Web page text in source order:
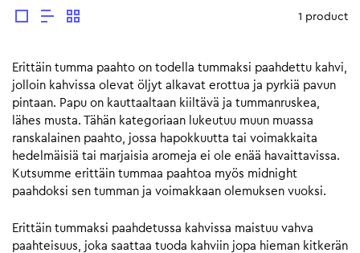
1 product
Erittäin tumma paahto on todella tummaksi paahdettu kahvi,
jolloin kahvissa olevat öljyt alkavat erottua ja pyrkiä pavun
pintaan. Papu on kauttaaltaan kiiltävä ja tummanruskea,
lähes musta. Tähän kategoriaan lukeutuu muun muassa
ranskalainen paahto, jossa hapokkuutta tai voimakkaita
hedelmäisiä tai marjaisia aromeja ei ole enää havaittavissa.
Kutsumme erittäin tummaa paahtoa myös midnight
paahdoksi sen tumman ja voimakkaan olemuksen vuoksi.
Erittäin tummaksi paahdetussa kahvissa maistuu vahva
paahteisuus, joka saattaa tuoda kahviin jopa hieman kitkerän